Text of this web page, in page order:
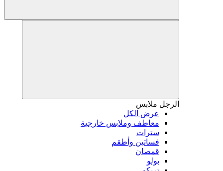
الرجل ملابس
عرض الكل
معاطف وملابس خارجية
سترات
فساتين وأطقم
قمصان
بولو